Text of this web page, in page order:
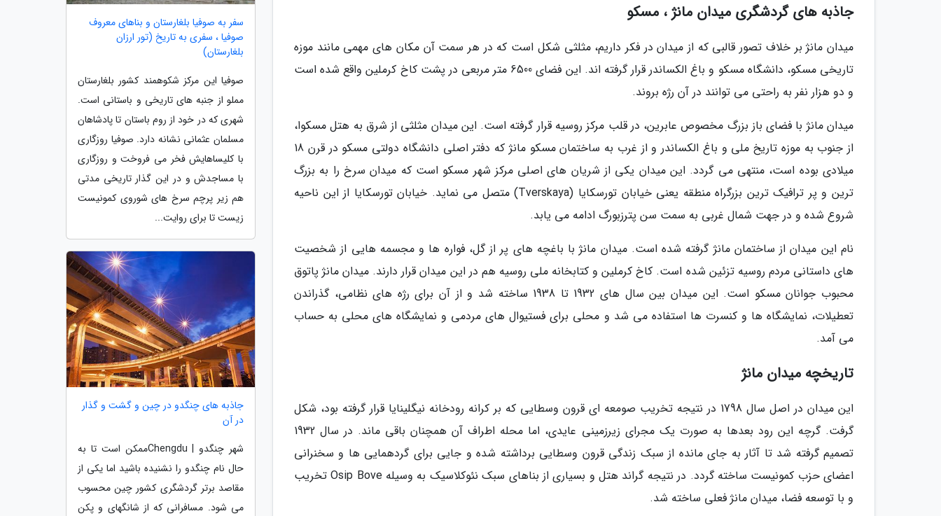
جاذبه های گردشگری میدان مانژ ، مسکو
میدان مانژ بر خلاف تصور قالبی که از میدان در فکر داریم، مثلثی شکل است که در هر سمت آن مکان های مهمی مانند موزه
تاریخی مسکو، دانشگاه مسکو و باغ الکساندر قرار گرفته اند. این فضای 6500 متر مربعی در پشت کاخ کرملین واقع شده است
و دو هزار نفر به راحتی می توانند در آن رژه بروند.
میدان مانژ با فضای باز بزرگ مخصوص عابرین، در قلب مرکز روسیه قرار گرفته است. این میدان مثلثی از شرق به هتل مسکوا،
از جنوب به موزه تاریخ ملی و باغ الکساندر و از غرب به ساختمان مسکو مانژ که دفتر اصلی دانشگاه دولتی مسکو در قرن 18
میلادی بوده است، منتهی می گردد. این میدان یکی از شریان های اصلی مرکز شهر مسکو است که میدان سرخ را به بزرگ
ترین و پر ترافیک ترین بزرگراه منطقه یعنی خیابان تورسکایا (Tverskaya) متصل می نماید. خیابان تورسکایا از این ناحیه
شروع شده و در جهت شمال غربی به سمت سن پترزبورگ ادامه می یابد.
نام این میدان از ساختمان مانژ گرفته شده است. میدان مانژ با باغچه های پر از گل، فواره ها و مجسمه هایی از شخصیت
های داستانی مردم روسیه تزئین شده است. کاخ کرملین و کتابخانه ملی روسیه هم در این میدان قرار دارند. میدان مانژ پاتوق
محبوب جوانان مسکو است. این میدان بین سال های 1932 تا 1938 ساخته شد و از آن برای رژه های نظامی، گذراندن
تعطیلات، نمایشگاه ها و کنسرت ها استفاده می شد و محلی برای فستیوال های مردمی و نمایشگاه های محلی به حساب
می آمد.
تاریخچه میدان مانژ
این میدان در اصل سال 1798 در نتیجه تخریب صومعه ای قرون وسطایی که بر کرانه رودخانه نیگلینایا قرار گرفته بود، شکل
گرفت. گرچه این رود بعدها به صورت یک مجرای زیرزمینی عایدی، اما محله اطراف آن همچنان باقی ماند. در سال 1932
تصمیم گرفته شد تا آثار به جای مانده از سبک زندگی قرون وسطایی برداشته شده و جایی برای گردهمایی ها و سخنرانی
اعضای حزب کمونیست ساخته گردد. در نتیجه گراند هتل و بسیاری از بناهای سبک نئوکلاسیک به وسیله Osip Bove تخریب
و با توسعه فضا، میدان مانژ فعلی ساخته شد.
سفر به صوفیا بلغارستان و بناهای معروف
صوفیا ، سفری به تاریخ (تور ارزان
بلغارستان)
صوفیا این مرکز شکوهمند کشور بلغارستان
مملو از جنبه های تاریخی و باستانی است.
شهری که در خود از روم باستان تا پادشاهان
مسلمان عثمانی نشانه دارد. صوفیا روزگاری
با کلیساهایش فخر می فروخت و روزگاری
با مساجدش و در این گذار تاریخی مدتی
هم زیر پرچم سرخ های شوروی کمونیست
زیست تا برای روایت...
جاذبه های چنگدو در چین و گشت و گذار
در آن
شهر چنگدو | Chengduممکن است تا به
حال نام چنگدو را نشنیده باشید اما یکی از
مقاصد برتر گردشگری کشور چین محسوب
می شود. مسافرانی که از شانگهای و پکن